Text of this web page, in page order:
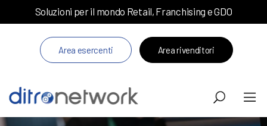
Soluzioni per il mondo Retail, Franchising e GDO
Area esercenti Area rivenditori